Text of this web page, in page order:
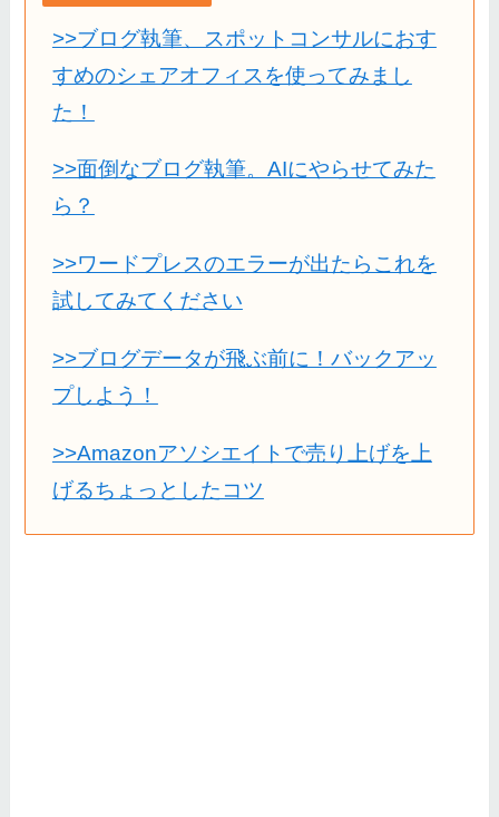
>>ブログ執筆、スポットコンサルにおす
すめのシェアオフィスを使ってみまし
た！
>>面倒なブログ執筆。AIにやらせてみた
ら？
>>ワードプレスのエラーが出たらこれを
試してみてください
>>ブログデータが飛ぶ前に！バックアッ
プしよう！
>>Amazonアソシエイトで売り上げを上
げるちょっとしたコツ